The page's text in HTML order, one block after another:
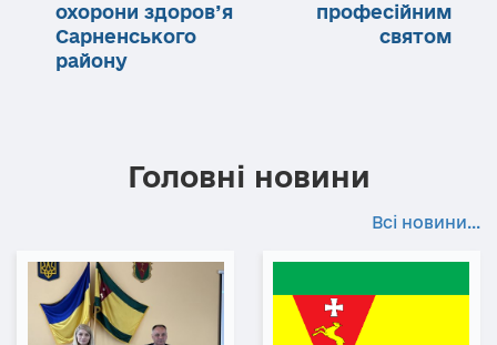
охорони здоров’я
Сарненського
району
професійним
святом
Головні новини
Всі новини...